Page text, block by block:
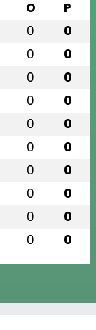
O P
0 0
0 0
0 0
0 0
0 0
0 0
0 0
0 0
0 0
0 0